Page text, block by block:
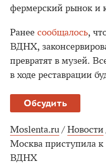
фермерский рынок и
Ранее сообщалось,
ВДНХ,
превратят в музей.
в ходе реставрации
Обсудить
Moslenta.ru / Новости
Москва приступила к
ВДНХ